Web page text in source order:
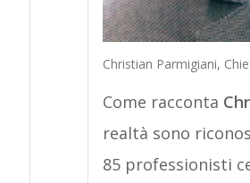
Christian Parmigiani,
Come racconta
realtà sono
85 professionisti